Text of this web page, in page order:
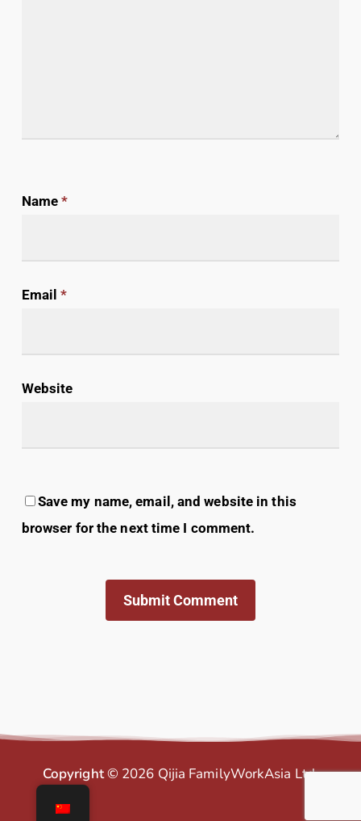
Name*
Email*
Website
Save my name, email, and website in this
browser for the next time I comment.
Copyright © 2026 Qijia FamilyWorkAsia Ltd.